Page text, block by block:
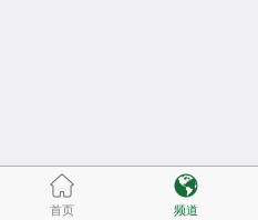
首页 频道